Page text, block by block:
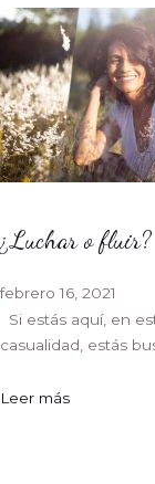
¿Luchar o fluir?
febrero 16, 2021
Si estás aquí, en
casualidad, estás
Leer más